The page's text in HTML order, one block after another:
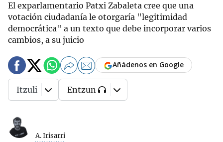
El exparlamentario Patxi Zabaleta cree que una
votación ciudadanía le otorgaría "legitimidad
democrática" a un texto que debe incorporar varios
cambios, a su juicio
A. Irisarri
Añádenos en Google
Itzuli Entzun